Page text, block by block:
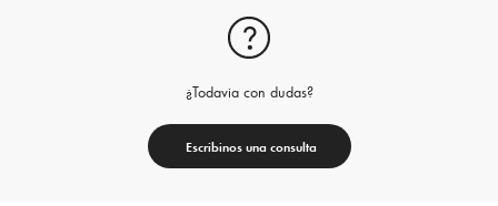
¿Todavia con dudas?
Escribinos una consulta